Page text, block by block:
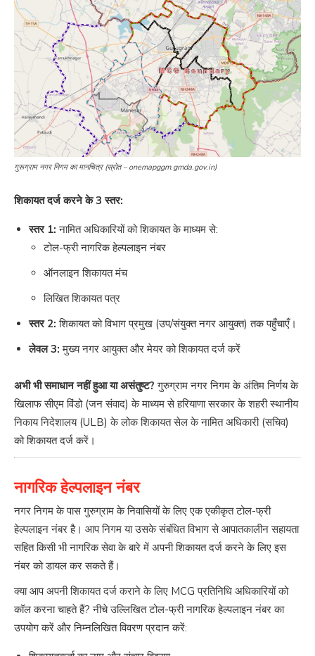
गुरूग्राम नगर निगम का मानचित्र (स्रोत – onemapggm.gmda.gov.in)
शिकायत दर्ज करने के 3 स्तर:
स्तर 1: नामित अधिकारियों को शिकायत के माध्यम से:
टोल-फ्री नागरिक हेल्पलाइन नंबर
ऑनलाइन शिकायत मंच
लिखित शिकायत पत्र
स्तर 2: शिकायत को विभाग प्रमुख (उप/संयुक्त नगर आयुक्त) तक पहुँचाएँ।
लेवल 3: मुख्य नगर आयुक्त और मेयर को शिकायत दर्ज करें
अभी भी समाधान नहीं हुआ या असंतुष्ट?गुरुग्राम नगर निगम के अंतिम निर्णय के
खिलाफ सीएम विंडो (जन संवाद) के माध्यम से हरियाणा सरकार के शहरी स्थानीय
निकाय निदेशालय (ULB) के लोक शिकायत सेल के नामित अधिकारी (सचिव)
को शिकायत दर्ज करें।
नागरिक हेल्पलाइन नंबर
नगर निगम के पास गुरुग्राम के निवासियों के लिए एक एकीकृत टोल-फ्री
हेल्पलाइन नंबर है। आप निगम या उसके संबंधित विभाग से आपातकालीन सहायता
सहित किसी भी नागरिक सेवा के बारे में अपनी शिकायत दर्ज करने के लिए इस
नंबर को डायल कर सकते हैं।
क्या आप अपनी शिकायत दर्ज कराने के लिए MCG प्रतिनिधि अधिकारियों को
कॉल करना चाहते हैं? नीचे उल्लिखित टोल-फ्री नागरिक हेल्पलाइन नंबर का
उपयोग करें और निम्नलिखित विवरण प्रदान करें: